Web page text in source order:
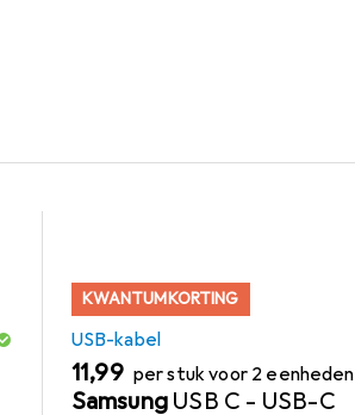
KWANTUMKORTING
USB-kabel
EUR
11,99 per stuk voor 2 eenheden
Samsung USB C - USB-C